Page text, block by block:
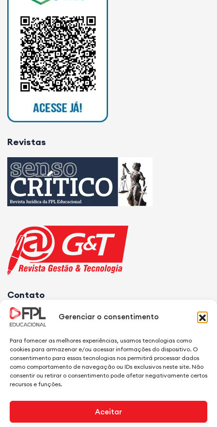
Gerenciar o consentimento
Para fornecer as melhores experiências, usamos tecnologias como
cookies para armazenar e/ou acessar informações do dispositivo. O
consentimento para essas tecnologias nos permitirá processar dados
como comportamento de navegação ou IDs exclusivos neste site. Não
consentir ou retirar o consentimento pode afetar negativamente certos
recursos e funções.
Aceitar
Revistas
Contato
Fone Geral:
31 3686-2261
Endereço: Av. Lincoln Diogo Viana, 830 • Dr. Lund • CEP
33250-970 • Pedro Leopoldo, MG (Rdv de acesso ao
Aeroporto Internacional Tancredo Neves, em Confins)